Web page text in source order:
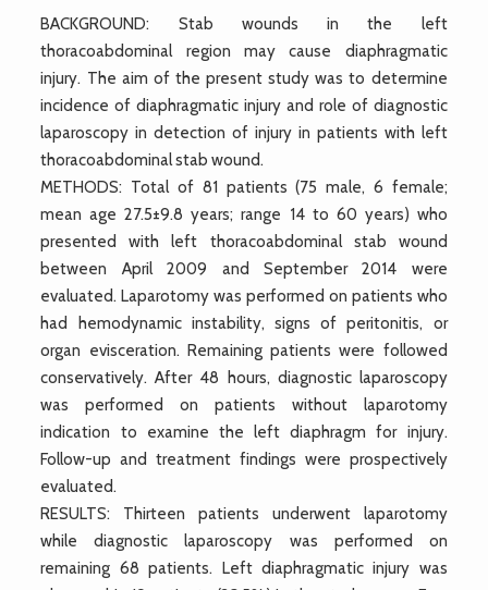
BACKGROUND: Stab wounds in the left
thoracoabdominal region may cause diaphragmatic
injury. The aim of the present study was to determine
incidence of diaphragmatic injury and role of diagnostic
laparoscopy in detection of injury in patients with left
thoracoabdominal stab wound.
METHODS: Total of 81 patients (75 male, 6 female;
mean age 27.5±9.8 years; range 14 to 60 years) who
presented with left thoracoabdominal stab wound
between April 2009 and September 2014 were
evaluated. Laparotomy was performed on patients who
had hemodynamic instability, signs of peritonitis, or
organ evisceration. Remaining patients were followed
conservatively. After 48 hours, diagnostic laparoscopy
was performed on patients without laparotomy
indication to examine the left diaphragm for injury.
Follow-up and treatment findings were prospectively
evaluated.
RESULTS: Thirteen patients underwent laparotomy
while diagnostic laparoscopy was performed on
remaining 68 patients. Left diaphragmatic injury was